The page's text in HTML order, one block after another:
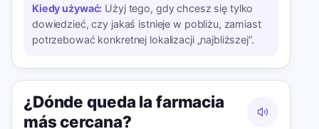
Kiedy używać: Użyj tego, gdy chcesz się tylko
dowiedzieć, czy jakaś istnieje w pobliżu, zamiast
potrzebować konkretnej lokalizacji „najbliższej”.
¿Dónde queda la farmacia
más cercana?